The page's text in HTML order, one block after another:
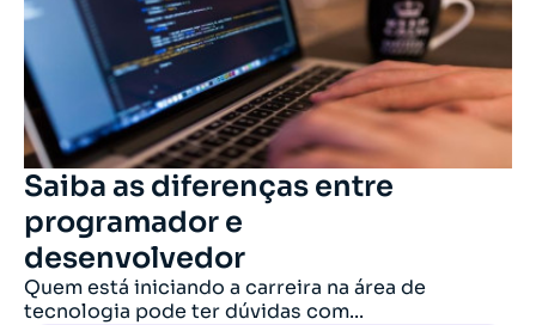
Saiba as diferenças entre
programador e
desenvolvedor
Quem está iniciando a carreira na área de
tecnologia pode ter dúvidas com...